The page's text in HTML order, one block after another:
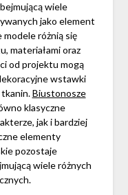
wiele
jako element
różnią się
materiałami oraz
od projektu mogą
wstawki
Biustonosze
klasyczne
jak i bardziej
elementy
pozostaje
wiele różnych